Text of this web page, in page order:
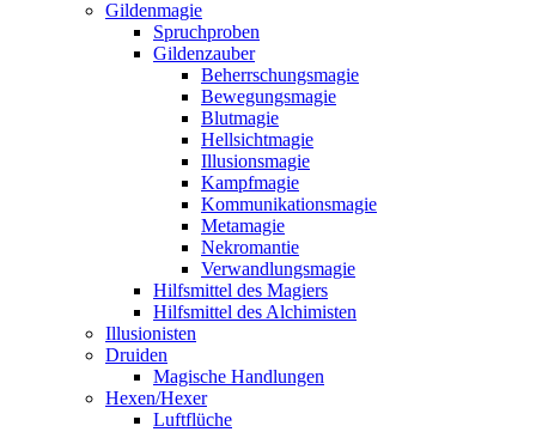
Gildenmagie
Spruchproben
Gildenzauber
Beherrschungsmagie
Bewegungsmagie
Blutmagie
Hellsichtmagie
Illusionsmagie
Kampfmagie
Kommunikationsmagie
Metamagie
Nekromantie
Verwandlungsmagie
Hilfsmittel des Magiers
Hilfsmittel des Alchimisten
Illusionisten
Druiden
Magische Handlungen
Hexen/Hexer
Luftflüche